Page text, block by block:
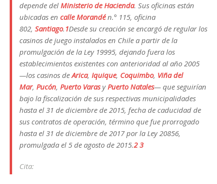
depende del Ministerio de Hacienda. Sus oficinas están
ubicadas en calle Morandén.° 115, oficina
802, Santiago. 1Desde su creación se encargó de regular los
casinos de juego instalados en Chile a partir de la
promulgación de la Ley 19995, dejando fuera los
establecimientos existentes con anterioridad al año 2005
—los casinos deArica, Iquique, Coquimbo, Viña del
Mar, Pucón, Puerto VarasyPuerto Natales— que seguirían
bajo la fiscalización de sus respectivas municipalidades
hasta el 31 de diciembre de 2015, fecha de caducidad de
sus contratos de operación, término que fue prorrogado
hasta el 31 de diciembre de 2017 por la Ley 20856,
promulgada el 5 de agosto de 2015.2 3
Cita: